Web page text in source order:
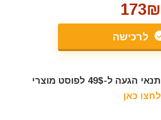
לרכישה
משלוח חינם בתנאי הגעה ל-49$ לפוסט מוצרי
לחצו כאן